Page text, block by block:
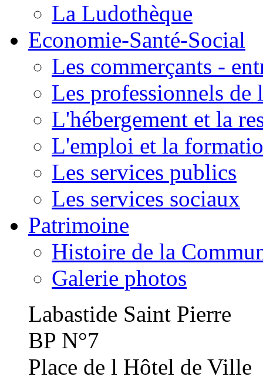
La Ludothèque
Economie-Santé-Social
Les commerçants -
Les professionnels de
L'hébergement et la
L'emploi et la
Les services publics
Les services sociaux
Patrimoine
Histoire de la
Galerie photos
Labastide Saint Pierre
BP N°7
Place de l Hôtel de Ville